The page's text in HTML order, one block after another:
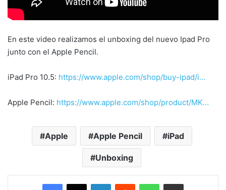
En este video realizamos el unboxing del nuevo Ipad Pro
junto con el Apple Pencil.
iPad Pro 10.5: https://www.apple.com/shop/buy-ipad/i…
Apple Pencil: https://www.apple.com/shop/product/MK…
Apple Apple Pencil iPad
Unboxing
LinkedInReddit WhatsAppCompartir por correo electrónico